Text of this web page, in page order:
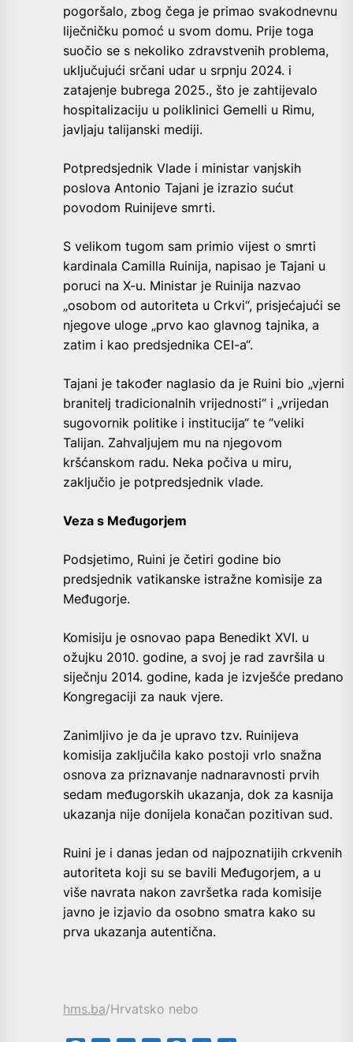
pogoršalo, zbog čega je primao svakodnevnu
liječničku pomoć u svom domu. Prije toga
suočio se s nekoliko zdravstvenih problema,
uključujući srčani udar u srpnju 2024. i
zatajenje bubrega 2025., što je zahtijevalo
hospitalizaciju u poliklinici Gemelli u Rimu,
javljaju talijanski mediji.
Potpredsjednik Vlade i ministar vanjskih
poslova Antonio Tajani je izrazio sućut
povodom Ruinijeve smrti.
S velikom tugom sam primio vijest o smrti
kardinala Camilla Ruinija, napisao je Tajani u
poruci na X-u. Ministar je Ruinija nazvao
„osobom od autoriteta u Crkvi“, prisjećajući se
njegove uloge „prvo kao glavnog tajnika, a
zatim i kao predsjednika CEI-a“.
Tajani je također naglasio da je Ruini bio „vjerni
branitelj tradicionalnih vrijednosti“ i „vrijedan
sugovornik politike i institucija“ te “veliki
Talijan. Zahvaljujem mu na njegovom
kršćanskom radu. Neka počiva u miru,
zaključio je potpredsjednik vlade.
Veza s Međugorjem
Podsjetimo, Ruini je četiri godine bio
predsjednik vatikanske istražne komisije za
Međugorje.
Komisiju je osnovao papa Benedikt XVI. u
ožujku 2010. godine, a svoj je rad završila u
siječnju 2014. godine, kada je izvješće predano
Kongregaciji za nauk vjere.
Zanimljivo je da je upravo tzv. Ruinijeva
komisija zaključila kako postoji vrlo snažna
osnova za priznavanje nadnaravnosti prvih
sedam međugorskih ukazanja, dok za kasnija
ukazanja nije donijela konačan pozitivan sud.
Ruini je i danas jedan od najpoznatijih crkvenih
autoriteta koji su se bavili Međugorjem, a u
više navrata nakon završetka rada komisije
javno je izjavio da osobno smatra kako su
prva ukazanja autentična.
hms.ba/Hrvatsko nebo